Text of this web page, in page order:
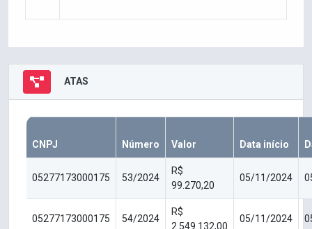
ATAS
CNPJ Número Valor Data início
05277173000175 53/2024
R$
99.270,20
05/11/2024
05277173000175 54/2024
R$
2.549.132,00
05/11/2024